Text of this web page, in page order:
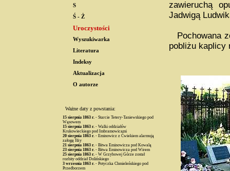
S
Ś - Ż
Uroczystości
Wyszukiwarka
Literatura
Indeksy
Aktualizacja
O autorze
Ważne daty z powstania:
15 sierpnia 1863 r.- Starcie Tetery-Taniewskiego pod
Wąsowem
15 sierpnia 1863 r.- Walki oddziałów
Krukowieckiego pod Imbramowicami
20 sierpnia 1863 r.- Eminowicz z Ćwiekiem alarmują
załogę Iłży
21 sierpnia 1863 r.- Bitwa Eminowicza pod Kowalą
23 sierpnia 1863 r.- Bitwa Eminowicza pod Wirem
25 sierpnia 1863 r.- W Grzybowej Górze został
rozbity oddział Dolińskiego
3 wrzesnia 1863 r.- Potyczka Chmieleńskiego pod
Przedborzem
zawieruchą
Jadwigą
Pochowana
pobliżu kaplicy